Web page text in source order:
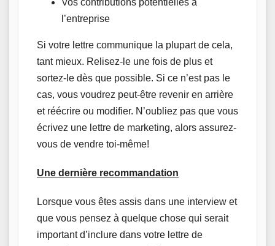
l’entreprise
Si votre lettre communique la plupart de cela,
tant mieux. Relisez-le une fois de plus et
sortez-le dès que possible. Si ce n’est pas le
cas, vous voudrez peut-être revenir en arrière
et réécrire ou modifier. N’oubliez pas que vous
écrivez une lettre de marketing, alors assurez-
vous de vendre toi-même!
Une dernière recommandation
Lorsque vous êtes assis dans une interview et
que vous pensez à quelque chose qui serait
important d’inclure dans votre lettre de